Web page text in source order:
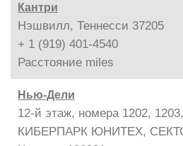
Кантри
Нэшвилл, Теннесси 37205
+ 1 (919) 401-4540
Расстояние miles
Нью-Дели
12-й этаж, номера 1202,
КИБЕРПАРК ЮНИТЕХ,